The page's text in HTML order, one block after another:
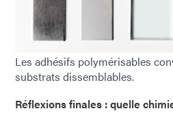
Les adhésifs polymérisables
substrats dissemblables.
Réflexions finales : quelle